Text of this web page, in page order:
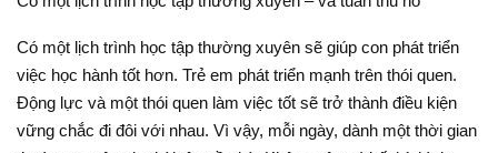
Có một lịch trình học tập thường xuyên sẽ giúp con phát triển
việc học hành tốt hơn. Trẻ em phát triển mạnh trên thói quen.
Động lực và một thói quen làm việc tốt sẽ trở thành điều kiện
vững chắc đi đôi với nhau. Vì vậy, mỗi ngày, dành một thời gian